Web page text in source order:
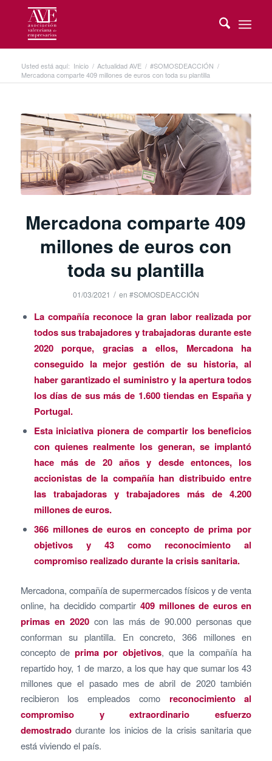
Usted está aquí: Inicio / Actualidad AVE / #SOMOSDEACCIÓN /
Mercadona comparte 409 millones de euros con toda su plantilla
Mercadona comparte 409
millones de euros con
toda su plantilla
01/03/2021 / en #SOMOSDEACCIÓN
La compañía reconoce la gran labor realizada por
todos sus trabajadores y trabajadoras durante este
2020 porque, gracias a ellos, Mercadona ha
conseguido la mejor gestión de su historia, al
haber garantizado el suministro y la apertura todos
los días de sus más de 1.600 tiendas en España y
Portugal.
Esta iniciativa pionera de compartir los beneficios
con quienes realmente los generan, se implantó
hace más de 20 años y desde entonces, los
accionistas de la compañía han distribuido entre
las trabajadoras y trabajadores más de 4.200
millones de euros.
366 millones de euros en concepto de prima por
objetivos y 43 como reconocimiento al
compromiso realizado durante la crisis sanitaria.
Mercadona, compañía de supermercados físicos y de venta
online, ha decidido compartir 409 millones de euros en
primas en 2020con las más de 90.000 personas que
conforman su plantilla. En concreto, 366 millones en
concepto de prima por objetivos, que la compañía ha
repartido hoy, 1 de marzo, a los que hay que sumar los 43
millones que el pasado mes de abril de 2020 también
recibieron los empleados como reconocimiento al
compromiso y extraordinario esfuerzo
demostradodurante los inicios de la crisis sanitaria que
está viviendo el país.